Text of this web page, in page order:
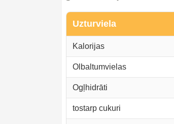
Uzturviela
Kalorijas
Olbaltumvielas
Ogļhidrāti
tostarp cukuri